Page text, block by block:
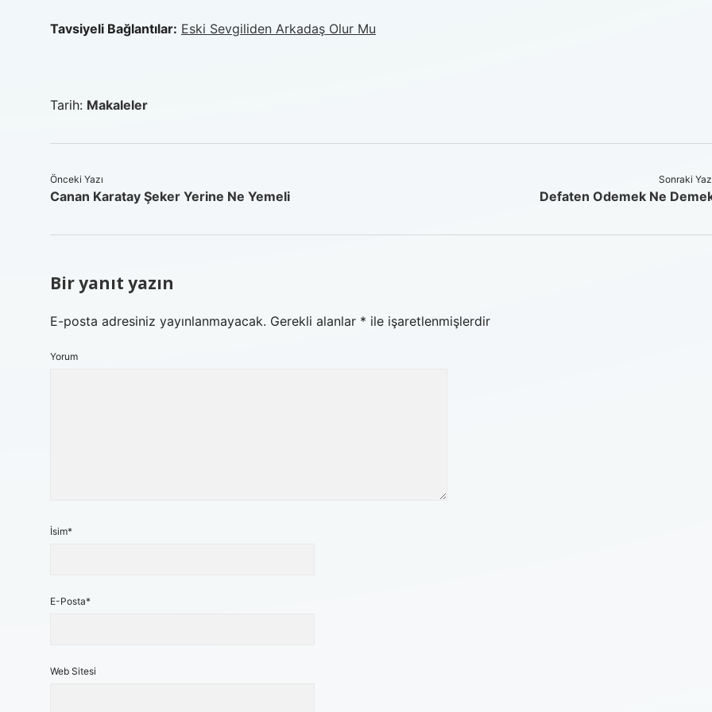
Tavsiyeli Bağlantılar: Eski Sevgiliden Arkadaş Olur Mu
Tarih: Makaleler
Önceki Yazı
Canan Karatay Şeker Yerine Ne Yemeli
Sonraki
Defaten Odemek Ne
Bir yanıt yazın
E-posta adresiniz yayınlanmayacak. Gerekli alanlar * ile işaretlenmişlerdir
Yorum
İsim*
E-Posta*
Web Sitesi